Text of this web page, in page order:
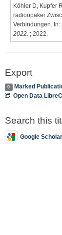
Köhler D, Kupfer
radioopaker
Verbindungen. In:
2022 . ; 2022.
Export
0
Marked
Open Data
Search this
Google Scholar